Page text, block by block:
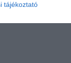
tájékoztató